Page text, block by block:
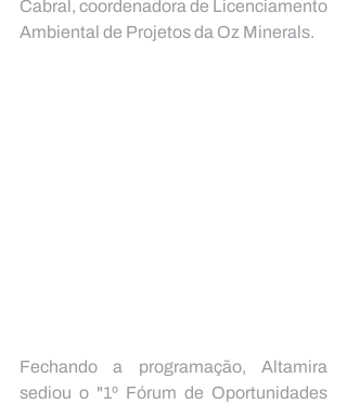
Cabral, coordenadora de Licenciamento
Ambiental de Projetos da Oz Minerals.
Fechando a programação, Altamira
sediou o "1º Fórum de Oportunidades